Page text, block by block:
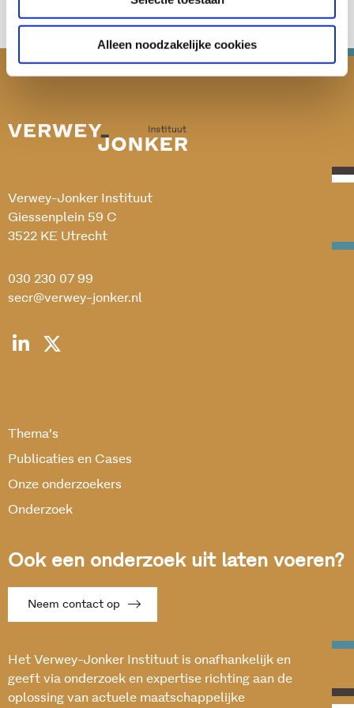
Alleen noodzakelijke cookies
Verwey-Jonker Instituut
Giessenplein 59 C
3522 KE Utrecht
030 230 07 99
secr@verwey-jonker.nl
Thema’s
Publicaties en Cases
Onze onderzoekers
Onderzoek
Ook een onderzoek uit laten voeren?
Neem contact op
Het Verwey-Jonker Instituut is onafhankelijk en
geeft via onderzoek en expertise richting aan de
oplossing van actuele maatschappelijke